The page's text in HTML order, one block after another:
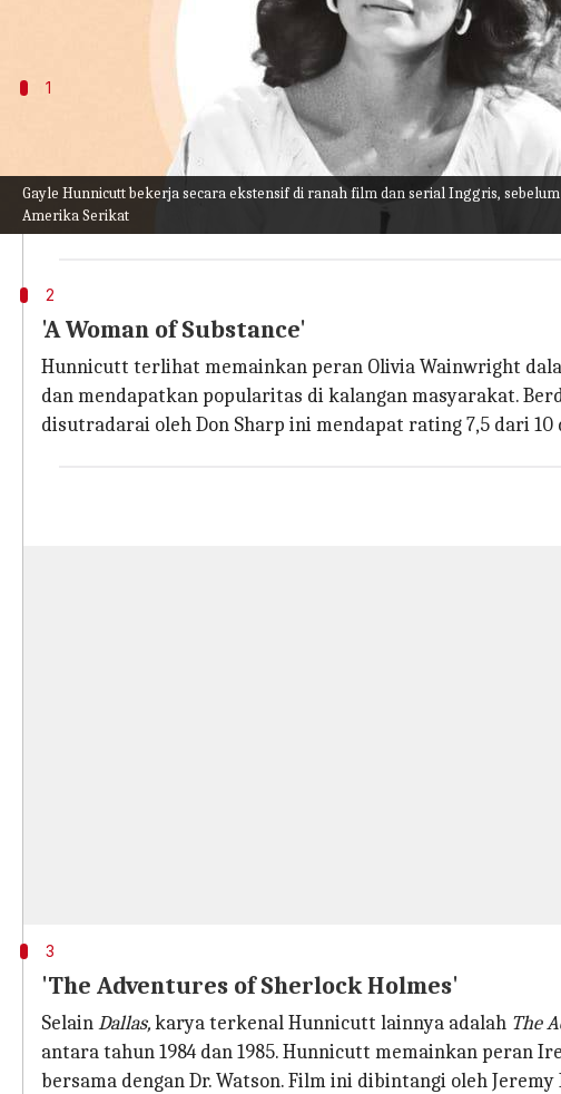
Gayle Hunnicutt bekerja secara ekstensif di ranah film dan serial Inggris,
Amerika Serikat
1
Salah satu acara paling sukses dalam sejarah pertelevisian
utamanya, Pamela Barnes dan Bobby Edwig. Keduanya
terakhir serial ini sebagai Beaumont. Dia berperan sebagai
2
'A Woman of Substance'
Hunnicutt terlihat memainkan peran Olivia Wainwright
dan mendapatkan popularitas di kalangan masyarakat.
disutradarai oleh Don Sharp ini mendapat rating 7,5 dari 10
3
'The Adventures of Sherlock Holmes'
SelainDallas,karya terkenal Hunnicutt lainnya adalah The
antara tahun 1984 dan 1985. Hunnicutt memainkan peran
bersama dengan Dr. Watson. Film ini dibintangi oleh